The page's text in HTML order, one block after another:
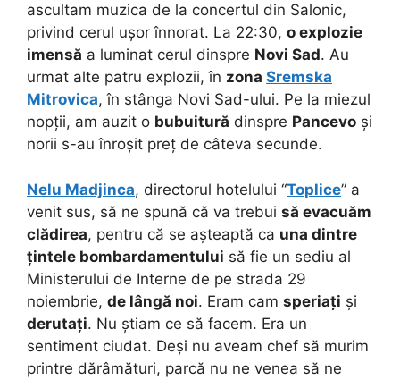
ascultam muzica de la concertul din Salonic,
privind cerul ușor înnorat. La 22:30, o explozie
imensă a luminat cerul dinspre Novi Sad. Au
urmat alte patru explozii, în zona Sremska
Mitrovica, în stânga Novi Sad-ului. Pe la miezul
nopții, am auzit o bubuitură dinspre Pancevo și
norii s-au înroșit preț de câteva secunde.
Nelu Madjinca, directorul hotelului “Toplice” a
venit sus, să ne spună că va trebui să evacuăm
clădirea, pentru că se așteaptă ca una dintre
țintele bombardamentului să fie un sediu al
Ministerului de Interne de pe strada 29
noiembrie, de lângă noi. Eram cam speriați și
derutați. Nu știam ce să facem. Era un
sentiment ciudat. Deși nu aveam chef să murim
printre dărâmături, parcă nu ne venea să ne